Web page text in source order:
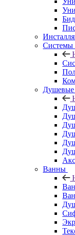
Системы
Ванны